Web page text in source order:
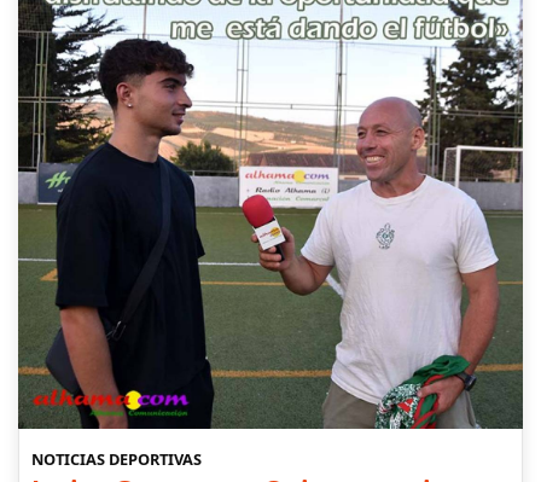
NOTICIAS DEPORTIVAS